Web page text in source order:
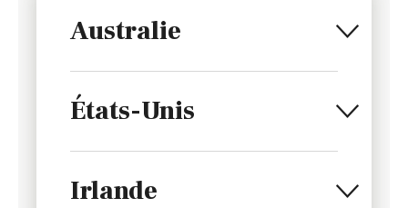
Australie
États-Unis
Irlande